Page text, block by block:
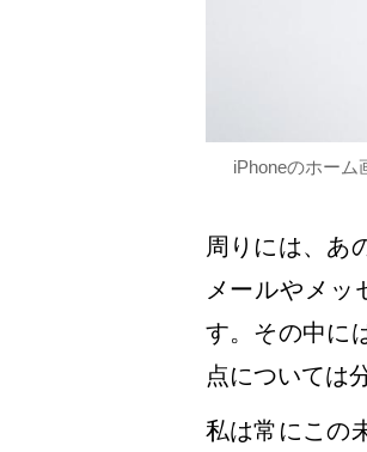
iPhoneのホー
周りには、あ
メールやメッ
す。その中に
点については
私は常にこの